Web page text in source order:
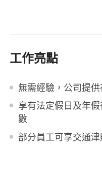
工作亮點
無需經驗，公司提
享有法定假日及年
數
部分員工可享交通